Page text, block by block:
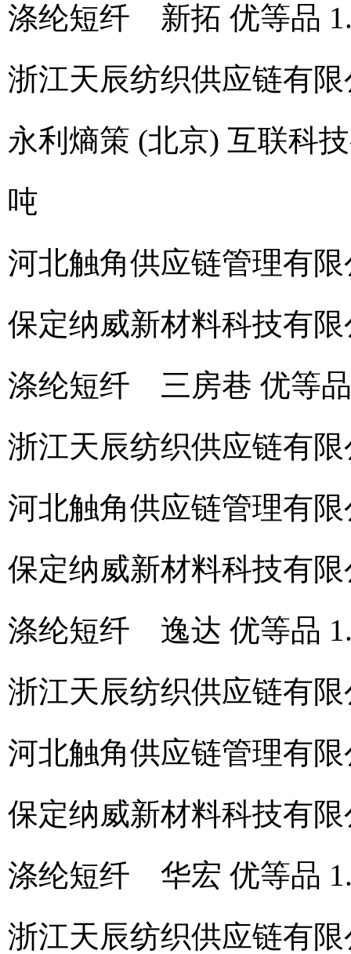
涤纶短纤 新拓 优等品
浙江天辰纺织供应链有
永利熵策 (北京) 互联科
吨
河北触角供应链管理有
保定纳威新材料科技有
涤纶短纤 三房巷 优等品
浙江天辰纺织供应链有
河北触角供应链管理有
保定纳威新材料科技有
涤纶短纤 逸达 优等品
浙江天辰纺织供应链有
河北触角供应链管理有
保定纳威新材料科技有
涤纶短纤 华宏 优等品
浙江天辰纺织供应链有